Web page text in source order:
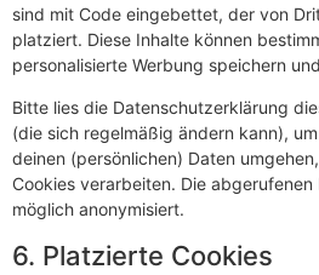
sind mit Code eingebettet, der von
platziert. Diese Inhalte können
personalisierte Werbung speichern
Bitte lies die Datenschutzerklärung
(die sich regelmäßig ändern kann),
deinen (persönlichen) Daten
Cookies verarbeiten. Die
möglich anonymisiert.
6. Platzierte Cookies